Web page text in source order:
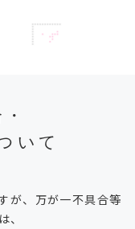
いて
が、万が一不具合等
、